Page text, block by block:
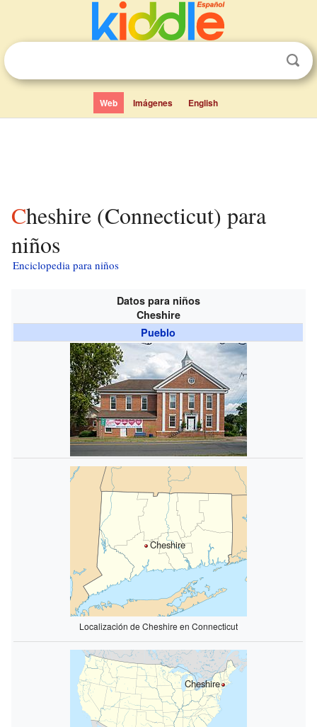
Web Imágenes English
Cheshire (Connecticut) para
niños
Enciclopedia para niños
Datos para niños
Cheshire
Pueblo
Cheshire
Localización de Cheshire en Connecticut
Cheshire